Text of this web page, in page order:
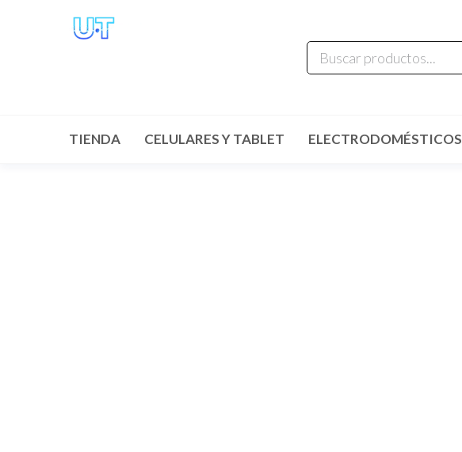
TIENDA CELULARES Y TABLET ELECTRODOMÉSTICOS